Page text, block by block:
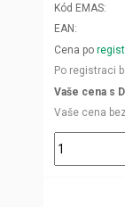
Kód EMAS
EAN
Cena po
Po registraci
Vaše cena s
Vaše cena